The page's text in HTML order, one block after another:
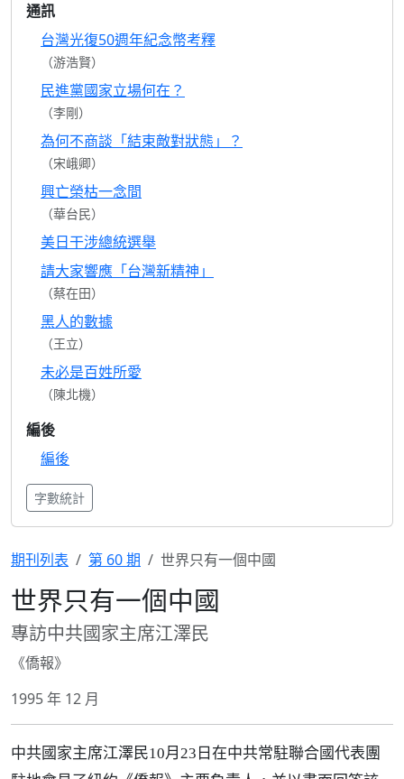
通訊
台灣光復50週年紀念幣考釋
（游浩賢）
民進黨國家立場何在？
（李剛）
為何不商談「結束敵對狀態」？
（宋峨卿）
興亡榮枯一念間
（華台民）
美日干涉總統選舉
請大家響應「台灣新精神」
（蔡在田）
黑人的數據
（王立）
未必是百姓所愛
（陳北機）
編後
編後
字數統計
期刊列表 第 60 期 世界只有一個中國
世界只有一個中國
專訪中共國家主席江澤民
《僑報》
1995 年 12 月
中共國家主席江澤民10月23日在中共常駐聯合國代表團